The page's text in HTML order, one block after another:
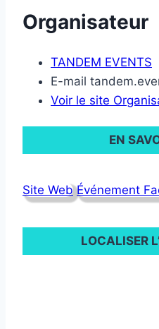
Organisateur
TANDEM EVENTS
E-mail
Voir le site
EN
Site Web Événement
LOCALISER